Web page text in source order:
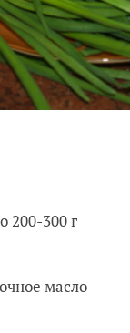
200-300 г
масло